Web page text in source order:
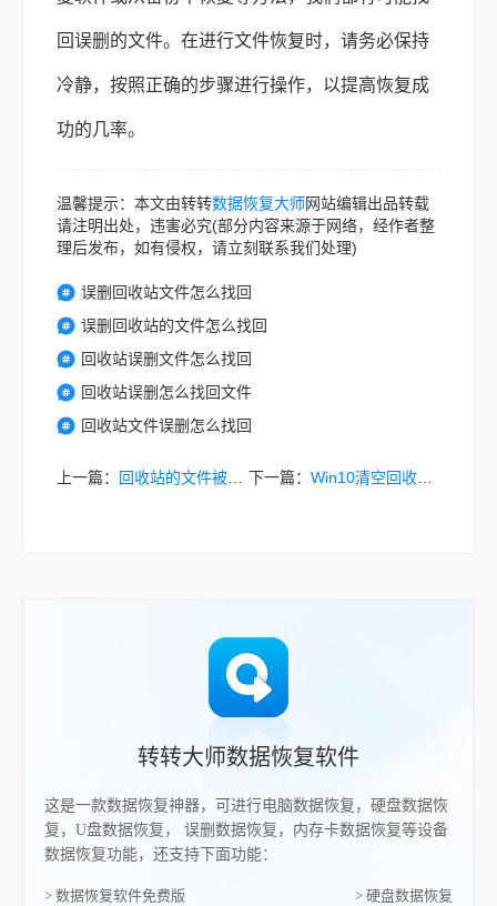
回误删的文件。在进行文件恢复时，请务必保持
冷静，按照正确的步骤进行操作，以提高恢复成
功的几率。
温馨提示：本文由转转数据恢复大师网站编辑出品转载
请注明出处，违害必究(部分内容来源于网络，经作者整
理后发布，如有侵权，请立刻联系我们处理)
误删回收站文件怎么找回
误删回收站的文件怎么找回
回收站误删文件怎么找回
回收站误删怎么找回文件
回收站文件误删怎么找回
上一篇： 回收站的文件被误删怎么找回？这3个方法收藏好！ 下一篇： Win10清空回收站后文件还能找回吗？这些方法实测有效！
转转大师数据恢复软件
这是一款数据恢复神器，可进行电脑数据恢复，硬盘数据恢
复，U盘数据恢复， 误删数据恢复，内存卡数据恢复等设备
数据恢复功能，还支持下面功能：
> 数据恢复软件免费版 > 硬盘数据恢复